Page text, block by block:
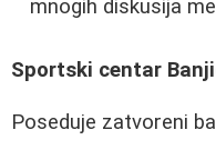
mnogih diskusija
Sportski centar
Poseduje zatvoreni